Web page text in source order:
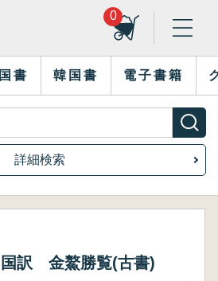
0
書 韓国書 電子書籍
詳細検索
国訳 金鰲勝覧(古書)